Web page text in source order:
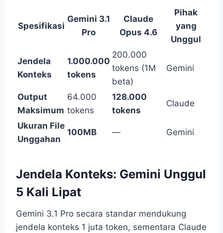
Spesifikasi
Gemini 3.1
Pro
Claude
Opus 4.6
Pihak
yang
Unggul
Jendela
Konteks
1.000.000
tokens
200.000
tokens (1M
beta)
Gemini
Output
Maksimum
64.000
tokens
128.000
tokens
Claude
Ukuran File
Unggahan
100MB — Gemini
Jendela Konteks: Gemini Unggul
5 Kali Lipat
Gemini 3.1 Pro secara standar mendukung
jendela konteks 1 juta token, sementara Claude